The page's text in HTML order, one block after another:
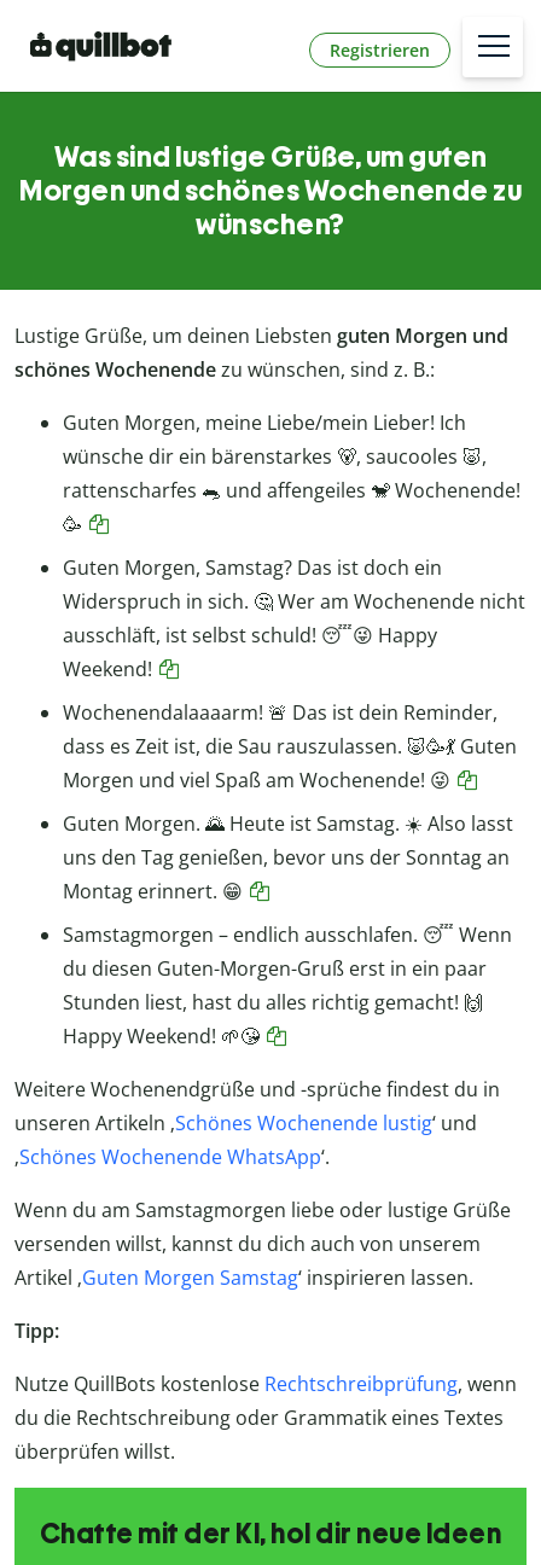
Registrieren
Was sind lustige Grüße, um guten
Morgen und schönes Wochenende zu
wünschen?
Lustige Grüße, um deinen Liebsten guten Morgen und
schönes Wochenendezu wünschen, sind z. B.:
Guten Morgen, meine Liebe/mein Lieber! Ich
wünsche dir ein bärenstarkes 🐻, saucooles 🐷,
rattenscharfes 🐀 und affengeiles 🐒 Wochenende!
🥳
Guten Morgen, Samstag? Das ist doch ein
Widerspruch in sich. 🤔 Wer am Wochenende nicht
ausschläft, ist selbst schuld! 😴😜 Happy
Weekend!
Wochenendalaaaarm! 🚨 Das ist dein Reminder,
dass es Zeit ist, die Sau rauszulassen. 🐷🥳💃 Guten
Morgen und viel Spaß am Wochenende! 😜
Guten Morgen. 🌄 Heute ist Samstag. ☀️ Also lasst
uns den Tag genießen, bevor uns der Sonntag an
Montag erinnert. 😁
Samstagmorgen – endlich ausschlafen. 😴 Wenn
du diesen Guten-Morgen-Gruß erst in ein paar
Stunden liest, hast du alles richtig gemacht! 🙌
Happy Weekend! 🌱😘
Weitere Wochenendgrüße und -sprüche findest du in
unseren Artikeln ‚Schönes Wochenende lustig‘ und
‚Schönes Wochenende WhatsApp‘.
Wenn du am Samstagmorgen liebe oder lustige Grüße
versenden willst, kannst du dich auch von unserem
Artikel ‚Guten Morgen Samstag‘ inspirieren lassen.
Tipp:
Nutze QuillBots kostenlose Rechtschreibprüfung, wenn
du die Rechtschreibung oder Grammatik eines Textes
überprüfen willst.
Chatte mit der KI, hol dir neue Ideen